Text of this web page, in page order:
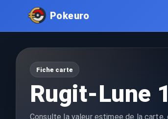
Pokeuro
Fiche carte
Rugit-Lune
Consulte la valeur estimee de la